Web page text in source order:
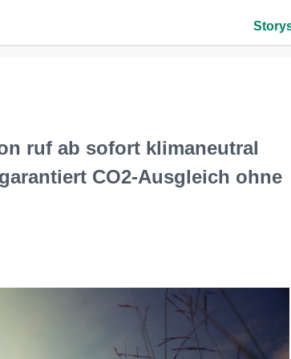
ruf ab sofort klimaneutral
CO2-Ausgleich ohne